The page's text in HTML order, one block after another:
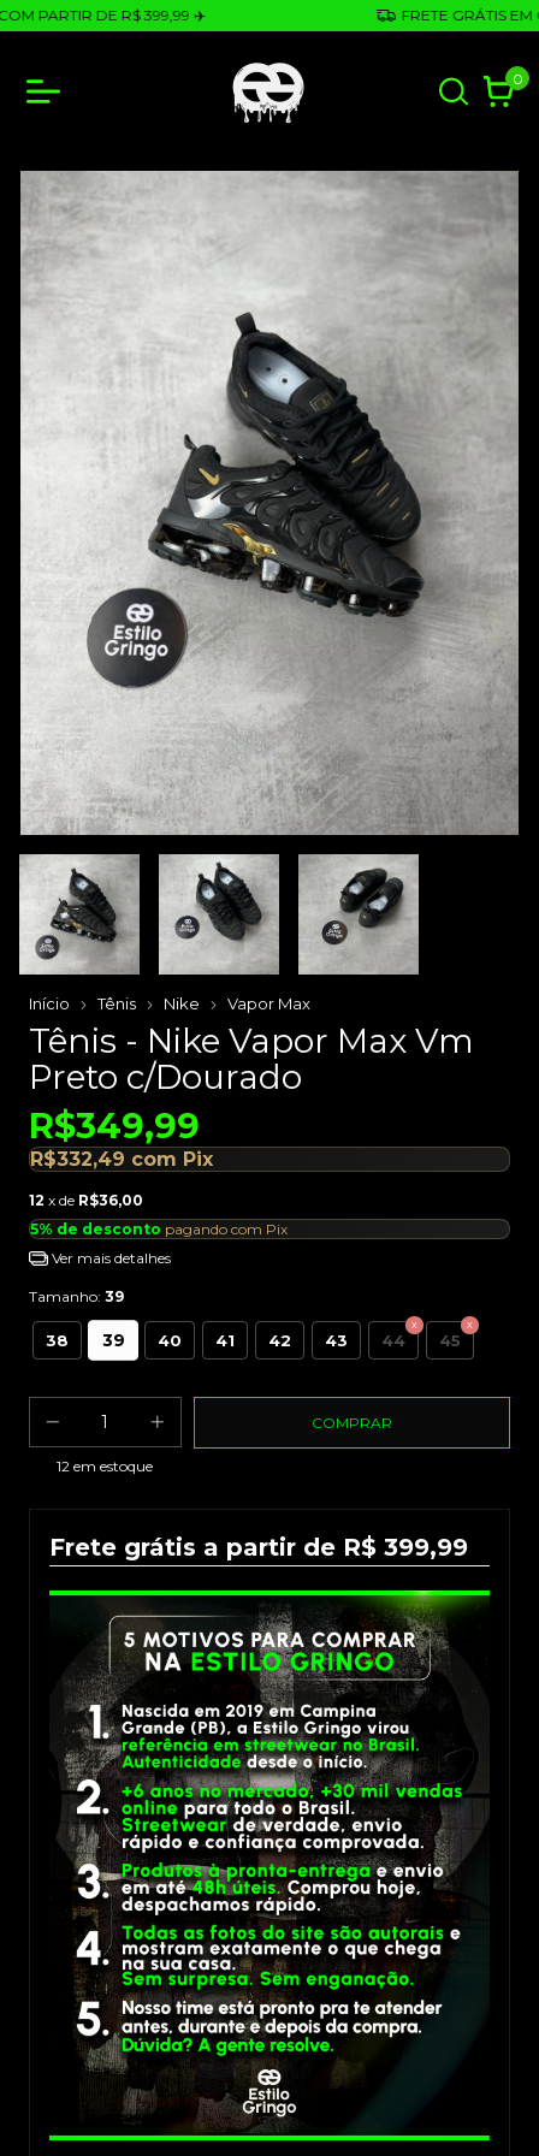
PARTIR DE R$ 399,99 ✈️ FRETE GRÁTIS EM
0
Início Tênis Nike Vapor Max
Tênis - Nike Vapor Max Vm
Preto c/Dourado
R$349,99
R$332,49 com Pix
12 x de R$36,00
5% de desconto pagando com Pix
Ver mais detalhes
Tamanho: 39
38 39 40 41 42 43 44 45
12 em estoque
Frete grátis a partir de R$ 399,99